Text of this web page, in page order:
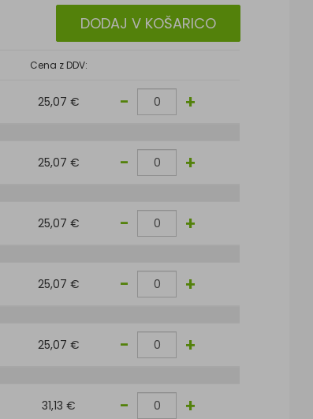
DODAJ V KOŠARICO
Cena z DDV:
25,07 € - +
25,07 € - +
25,07 € - +
25,07 € - +
25,07 € - +
31,13 € - +